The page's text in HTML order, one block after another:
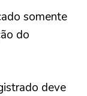
somente
do
deve